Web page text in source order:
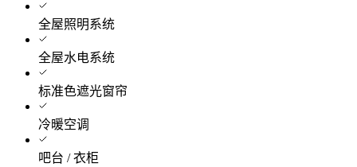
全屋照明系统
全屋水电系统
标准色遮光窗帘
冷暖空调
吧台 / 衣柜